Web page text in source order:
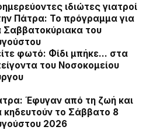
ιδιώτες γιατροί
Πάτρα: Το πρόγραμμα για
Σαββατοκύριακα του
φωτό: Φίδι μπήκε… στα
του Νοσοκομείου
Έφυγαν από τη ζωή και
κηδευτούν το Σάββατο 8
2026